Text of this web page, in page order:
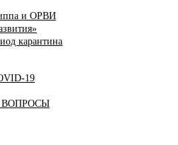
и ОРВИ
карантина
19